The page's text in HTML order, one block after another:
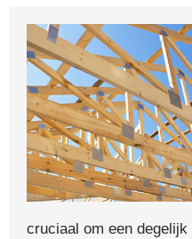
cruciaal om een degelijk